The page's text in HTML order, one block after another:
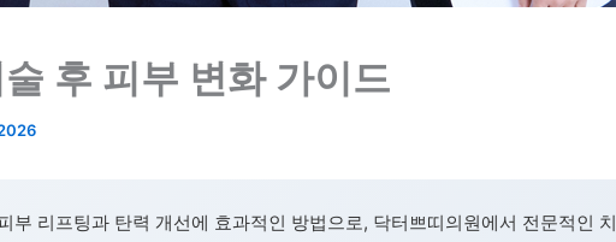
후 피부 변화 가이드
부 리프팅과 탄력 개선에 효과적인 방법으로, 닥터쁘띠의원에서 전문적인 치